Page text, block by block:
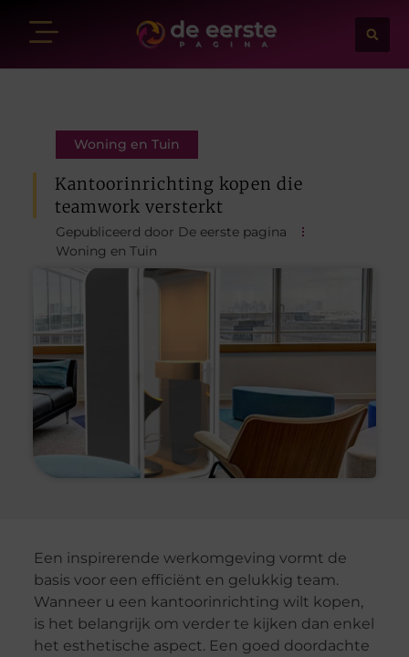
Woning en Tuin
Kantoorinrichting kopen die
teamwork versterkt
Gepubliceerd door De eerste pagina
Woning en Tuin
Een inspirerende werkomgeving vormt de
basis voor een efficiënt en gelukkig team.
Wanneer u een kantoorinrichting wilt kopen,
is het belangrijk om verder te kijken dan enkel
het esthetische aspect. Een goed doordachte